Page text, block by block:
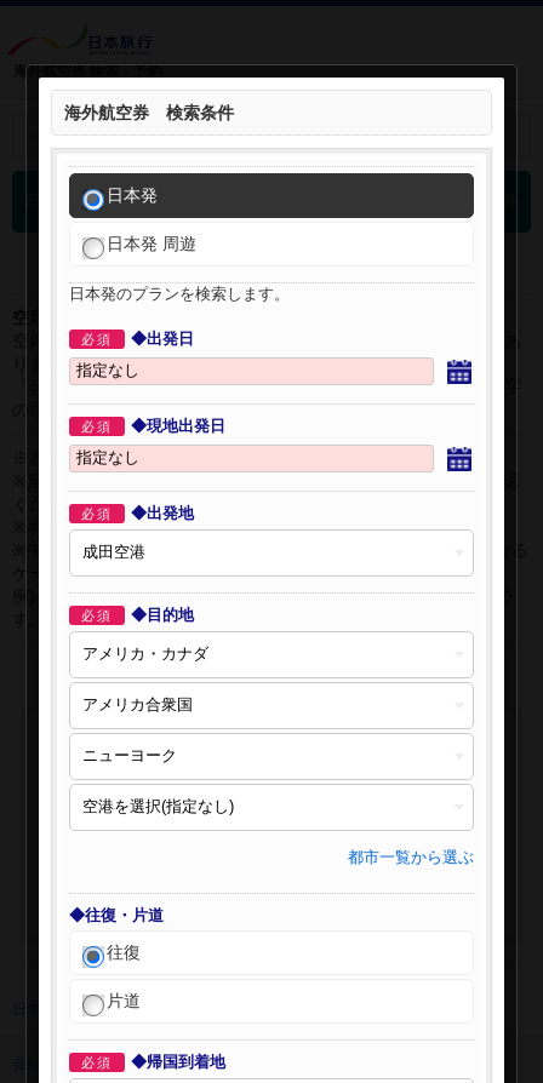
海外航空券 検索・予約
検索条件を開く：
日本発 海外航空券 検索結果
空席状況は常に変更しますので、現在の空席を保証するものではあ
りません。
「○」は過去24時間以内に十分な空席が確認できた商品です。 数字
の場合は、現時点で座席数が少ない商品です。
※表示金額はオンライン予約時の金額です。
ください。
※表示時間はすべて現地時間・24時間表示です。
※午前0時以降に出発する深夜便について、搭乗日をお間違えになる
ケースが多く発生しています。
例)4月8日00：30出発の場合、搭乗手続きは4月7日22:30が目安で
日本旅行 トップ >海外航空券
海外航空券 検索条件
日本発
日本発 周遊
日本発のプランを検索します。
必須 ◆出発日
必須 ◆現地出発日
必須 ◆出発地
必須 ◆目的地
都市一覧から選ぶ
◆往復・片道
往復
片道
必須 ◆帰国到着地